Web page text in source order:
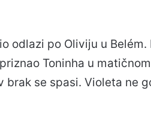
odlazi po Oliviju u Belém.
Toninha u
se spasi. Violeta ne